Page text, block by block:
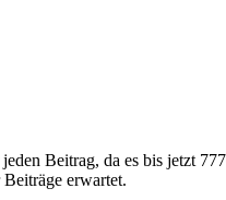
Beitrag, da es bis jetzt
Beiträge erwartet.